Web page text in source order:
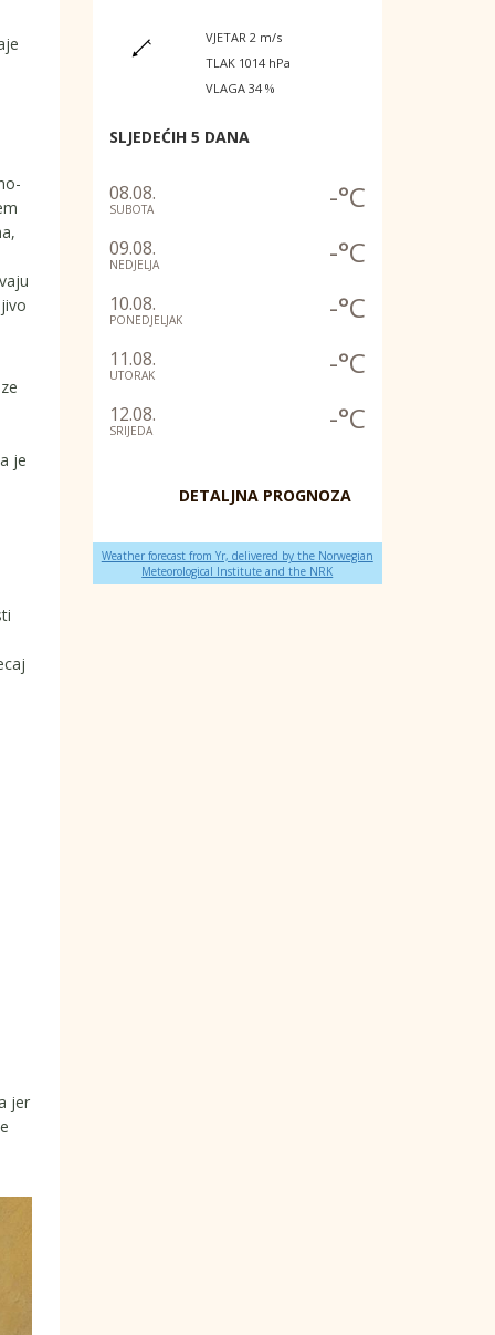
je
jer
VJETAR 2 m/s
TLAK 1014 hPa
VLAGA 34 %
SLJEDEĆIH 5 DANA
08.08.
SUBOTA -°C
09.08.
NEDJELJA -°C
10.08.
PONEDJELJAK -°C
11.08.
UTORAK -°C
12.08.
SRIJEDA -°C
DETALJNA PROGNOZA
Weather forecast from Yr, delivered by the Norwegian
Meteorological Institute and the NRK